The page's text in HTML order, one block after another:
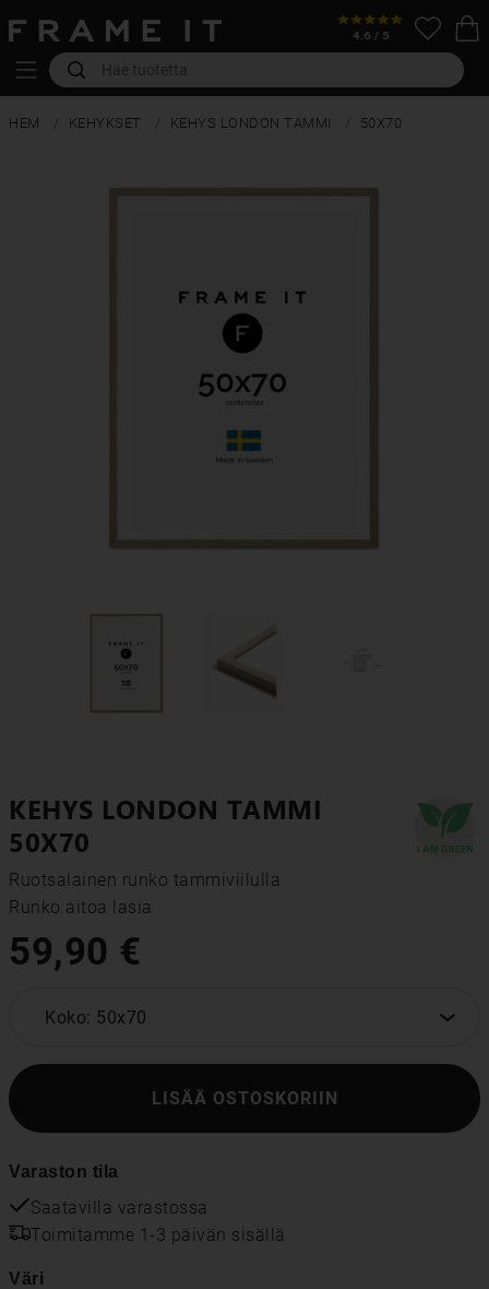
HEM KEHYKSET KEHYS LONDON TAMMI 50X70
KEHYS LONDON TAMMI
50X70
Ruotsalainen runko tammiviilulla
Runko aitoa lasia
59,90 €
Koko: 50x70
LISÄÄ OSTOSKORIIN
Varaston tila
Saatavilla varastossa
Toimitamme 1-3 päivän sisällä
Väri